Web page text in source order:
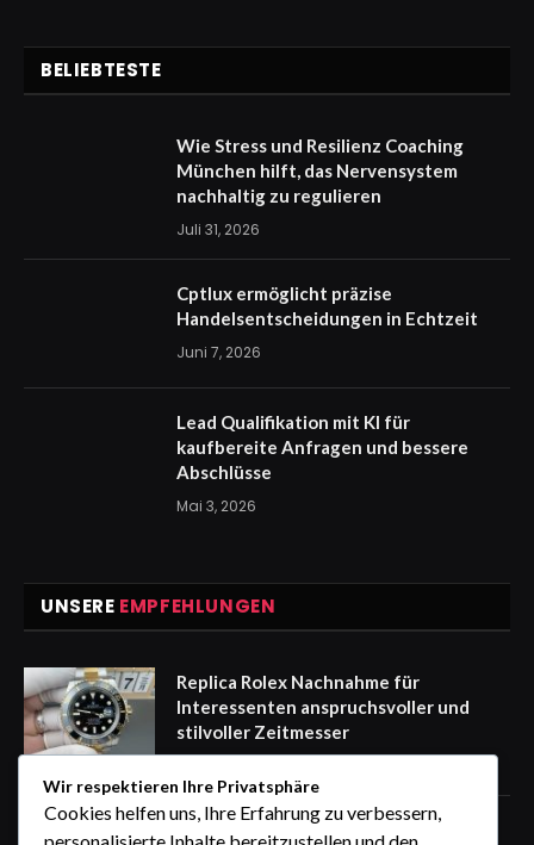
BELIEBTESTE
Wie Stress und Resilienz Coaching
München hilft, das Nervensystem
nachhaltig zu regulieren
Juli 31, 2026
Cptlux ermöglicht präzise
Handelsentscheidungen in Echtzeit
Juni 7, 2026
Lead Qualifikation mit KI für
kaufbereite Anfragen und bessere
Abschlüsse
Mai 3, 2026
UNSERE EMPFEHLUNGEN
Replica Rolex Nachnahme für
Interessenten anspruchsvoller und
stilvoller Zeitmesser
Persönlichkeitsentwicklung Wien:
Wir respektieren Ihre Privatsphäre
Cookies helfen uns, Ihre Erfahrung zu verbessern,